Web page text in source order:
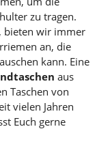
zu tragen.
bieten wir immer
an, die
kann. Eine
aus
Taschen von
vielen Jahren
Euch gerne